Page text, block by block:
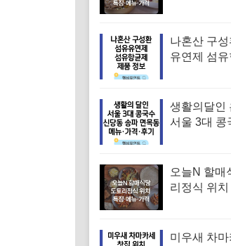
격
나혼산 구
유연제 섬
회)
생활의달인
서울 3대 콩
메뉴·가격·
오늘N 할매
리정식 위
미우새 차